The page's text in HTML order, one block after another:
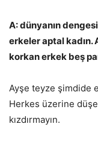
A: dünyanın
erkeler aptal kadın.
korkan erkek beş
Ayşe teyze şimdide
Herkes üzerine
kızdırmayın.